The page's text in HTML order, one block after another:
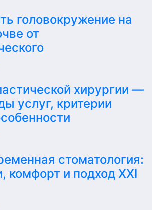
головокружение на
от
хирургии —
услуг, критерии
стоматология:
комфорт и подход XXI